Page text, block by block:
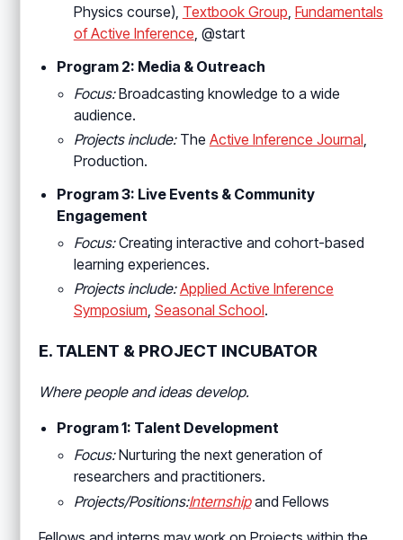
Physics course), Textbook Group Fundamentals
of Active Inference , @start
Program 2: Media & Outreach
Focus:Broadcasting knowledge to a wide
audience.
Projects include:The Active Inference Journal,
Production.
Program 3: Live Events & Community
Engagement
Focus:Creating interactive and cohort-based
learning experiences.
Projects include: Applied Active Inference
Symposium, Seasonal School.
E. TALENT & PROJECT INCUBATOR
Where people and ideas develop.
Program 1: Talent Development
Focus:Nurturing the next generation of
researchers and practitioners.
Projects/Positions:Internshipand Fellows